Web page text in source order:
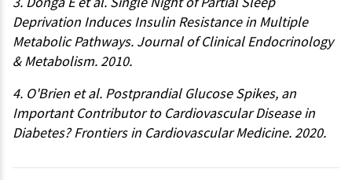
Deprivation Induces Insulin Resistance in Multiple
Metabolic Pathways. Journal of Clinical Endocrinology
& Metabolism. 2010.
4. O'Brien et al. Postprandial Glucose Spikes, an
Important Contributor to Cardiovascular Disease in
Diabetes? Frontiers in Cardiovascular Medicine. 2020.